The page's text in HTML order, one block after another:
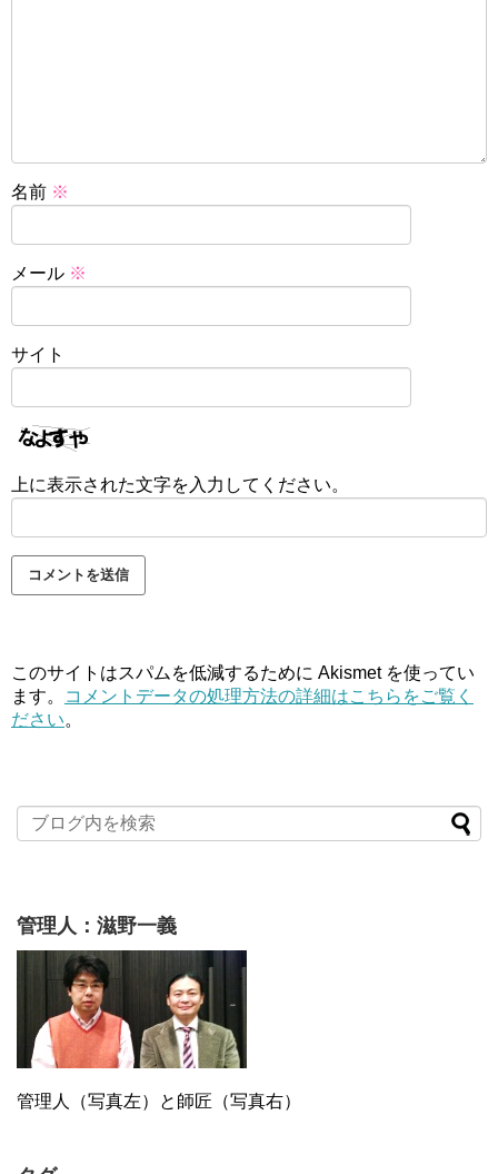
名前 ※
メール ※
サイト
上に表示された文字を入力してください。
このサイトはスパムを低減するために Akismet を使ってい
ます。
コメントデータの処理方法の詳細はこちらをご覧く
ださい。
管理人：滋野一義
管理人（写真左）と師匠（写真右）